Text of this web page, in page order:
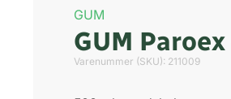
GUM
GUM
Varenummer (SKU): 211009